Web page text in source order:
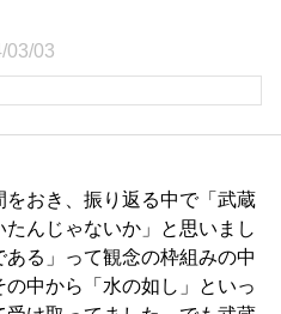
03/03
をおき、振り返る中で「武蔵
んじゃないか」と思いまし
る」って観念の枠組みの中
中から「水の如し」といっ